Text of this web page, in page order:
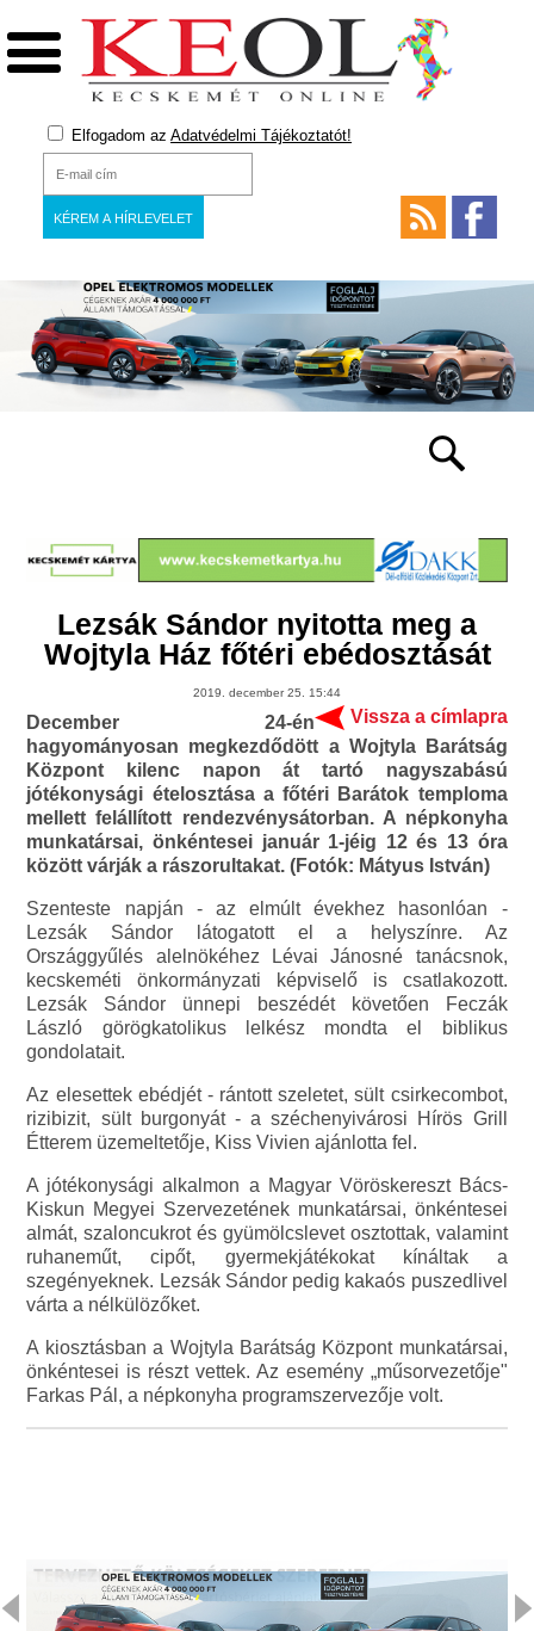
Elfogadom az Adatvédelmi Tájékoztatót!
Lezsák Sándor nyitotta meg a
Wojtyla Ház főtéri ebédosztását
2019. december 25. 15:44
Vissza a címlapra
December 24-én
hagyományosan megkezdődött a Wojtyla Barátság
Központ kilenc napon át tartó nagyszabású
jótékonysági ételosztása a főtéri Barátok temploma
mellett felállított rendezvénysátorban. A népkonyha
munkatársai, önkéntesei január 1-jéig 12 és 13 óra
között várják a rászorultakat. (Fotók: Mátyus István)
Szenteste napján - az elmúlt évekhez hasonlóan -
Lezsák Sándor látogatott el a helyszínre. Az
Országgyűlés alelnökéhez Lévai Jánosné tanácsnok,
kecskeméti önkormányzati képviselő is csatlakozott.
Lezsák Sándor ünnepi beszédét követően Feczák
László görögkatolikus lelkész mondta el biblikus
gondolatait.
Az elesettek ebédjét - rántott szeletet, sült csirkecombot,
rizibizit, sült burgonyát - a széchenyivárosi Hírös Grill
Étterem üzemeltetője, Kiss Vivien ajánlotta fel.
A jótékonysági alkalmon a Magyar Vöröskereszt Bács-
Kiskun Megyei Szervezetének munkatársai, önkéntesei
almát, szaloncukrot és gyümölcslevet osztottak, valamint
ruhaneműt, cipőt, gyermekjátékokat kínáltak a
szegényeknek. Lezsák Sándor pedig kakaós puszedlivel
várta a nélkülözőket.
A kiosztásban a Wojtyla Barátság Központ munkatársai,
önkéntesei is részt vettek. Az esemény „műsorvezetője"
Farkas Pál, a népkonyha programszervezője volt.